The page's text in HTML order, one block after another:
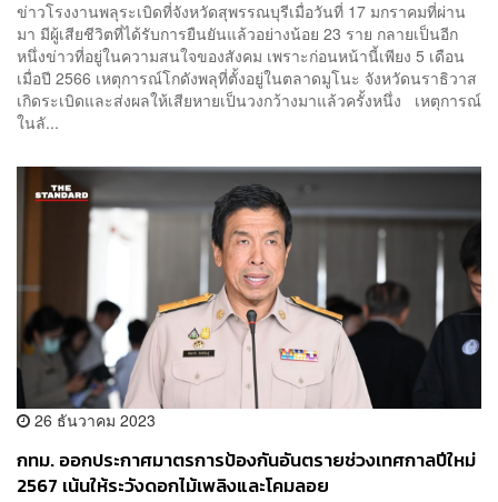
ข่าวโรงงานพลุระเบิดที่จังหวัดสุพรรณบุรีเมื่อวันที่ 17 มกราคมที่ผ่าน
มา มีผู้เสียชีวิตที่ได้รับการยืนยันแล้วอย่างน้อย 23 ราย กลายเป็นอีก
หนึ่งข่าวที่อยู่ในความสนใจของสังคม เพราะก่อนหน้านี้เพียง 5 เดือน
เมื่อปี 2566 เหตุการณ์โกดังพลุที่ตั้งอยู่ในตลาดมูโนะ จังหวัดนราธิวาส
เกิดระเบิดและส่งผลให้เสียหายเป็นวงกว้างมาแล้วครั้งหนึ่ง เหตุการณ์
ในลั...
26 ธันวาคม 2023
กทม. ออกประกาศมาตรการป้องกันอันตรายช่วงเทศกาลปีใหม่
2567 เน้นให้ระวังดอกไม้เพลิงและโคมลอย